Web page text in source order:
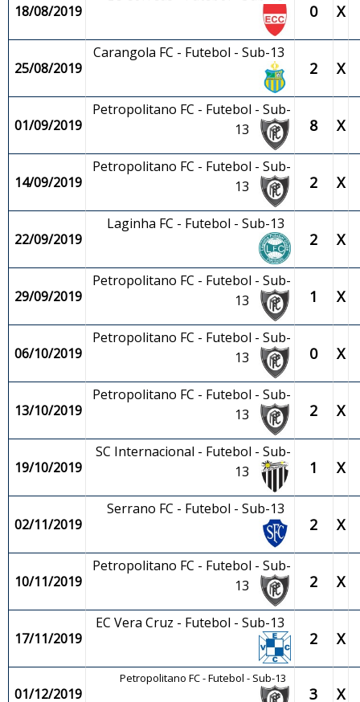
18/08/2019 0 X
25/08/2019
Carangola FC - Futebol - Sub-13
2 X
01/09/2019
Petropolitano FC - Futebol - Sub-
13
8 X
14/09/2019
Petropolitano FC - Futebol - Sub-
13
2 X
22/09/2019
Laginha FC - Futebol - Sub-13
2 X
29/09/2019
Petropolitano FC - Futebol - Sub-
13
1 X
06/10/2019
Petropolitano FC - Futebol - Sub-
13
0 X
13/10/2019
Petropolitano FC - Futebol - Sub-
13
2 X
19/10/2019
SC Internacional - Futebol - Sub-
13
1 X
02/11/2019
Serrano FC - Futebol - Sub-13
2 X
10/11/2019
Petropolitano FC - Futebol - Sub-
13
2 X
17/11/2019
EC Vera Cruz - Futebol - Sub-13
2 X
01/12/2019
Petropolitano FC - Futebol - Sub-13
3 X